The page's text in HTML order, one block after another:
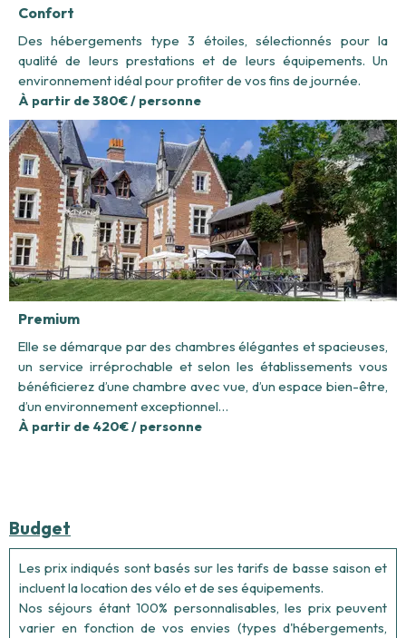
Confort
Des hébergements type 3 étoiles, sélectionnés pour la
qualité de leurs prestations et de leurs équipements. Un
environnement idéal pour profiter de vos fins de journée.
À partir de 380€ / personne
Premium
Elle se démarque par des chambres élégantes et spacieuses,
un service irréprochable et selon les établissements vous
bénéficierez d’une chambre avec vue, d’un espace bien-être,
d’un environnement exceptionnel…
À partir de 420€ / personne
Budget
Les prix indiqués sont basés sur les tarifs de basse saison et
incluent la location des vélo et de ses équipements.
Nos séjours étant 100% personnalisables, les prix peuvent
varier en fonction de vos envies (types d'hébergements,